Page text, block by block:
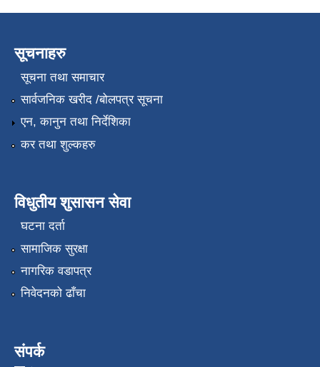
सूचनाहरु
सूचना तथा समाचार
सार्वजनिक खरीद /बोलपत्र सूचना
एन, कानुन तथा निर्देशिका
कर तथा शुल्कहरु
विधुतीय शुसासन सेवा
घटना दर्ता
सामाजिक सुरक्षा
नागरिक वडापत्र
निवेदनको ढाँचा
संपर्क